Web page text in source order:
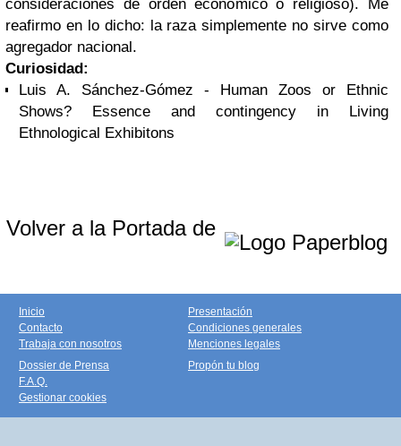
consideraciones de orden económico o religioso). Me
reafirmo en lo dicho: la raza simplemente no sirve como
agregador nacional.
Curiosidad:
Luis A. Sánchez-Gómez - Human Zoos or Ethnic
Shows? Essence and contingency in Living
Ethnological Exhibitons
Volver a la Portada de
Inicio
Contacto
Trabaja con nosotros
Presentación
Condiciones generales
Menciones legales
Dossier de Prensa
F.A.Q.
Gestionar cookies
Propón tu blog